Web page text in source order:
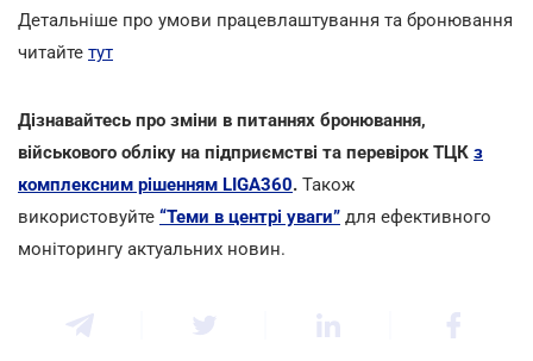
Детальніше про умови працевлаштування та бронювання
читайте тут
Дізнавайтесь про зміни в питаннях бронювання,
військового обліку на підприємстві та перевірок ТЦК з
комплексним рішенням LIGA360. Також
використовуйте “Теми в центрі уваги” для ефективного
моніторингу актуальних новин.